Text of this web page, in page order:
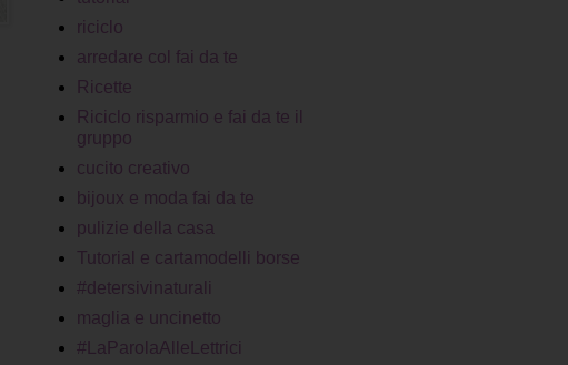
riciclo
arredare col fai da te
Ricette
Riciclo risparmio e fai da te il
gruppo
cucito creativo
bijoux e moda fai da te
pulizie della casa
Tutorial e cartamodelli borse
#detersivinaturali
maglia e uncinetto
#LaParolaAlleLettrici